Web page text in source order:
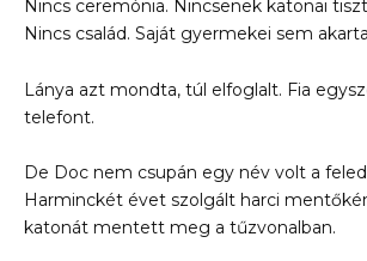
Nincs ceremónia. Nincsenek katonai
Nincs család. Saját gyermekei sem
Lánya azt mondta, túl elfoglalt. Fia
telefont.
De Doc nem csupán egy név volt a
Harminckét évet szolgált harci
katonát mentett meg a tűzvonalban.